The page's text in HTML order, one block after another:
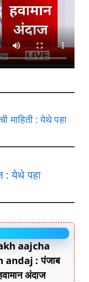
माहिती : येथे पहा
: येथे पहा
aajcha
: पंजाब
अंदाज